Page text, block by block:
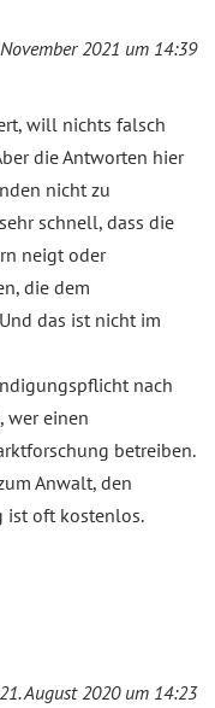
2021 um 14:39
will nichts falsch
die Antworten hier
nicht zu
schnell, dass die
neigt oder
die dem
das ist nicht im
nach
wer einen
betreiben.
Anwalt, den
ist oft kostenlos.
August 2020 um 14:23